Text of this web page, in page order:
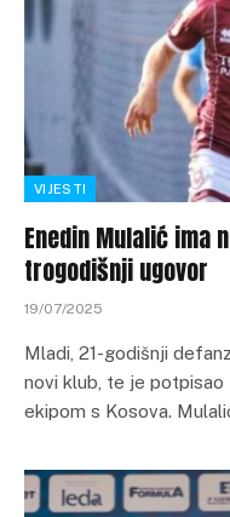
VIJESTI
Enedin Mulalić ima
trogodišnji ugovor
19/07/2025
Mladi, 21-godišnji
novi klub, te je potpisao
ekipom s Kosova.